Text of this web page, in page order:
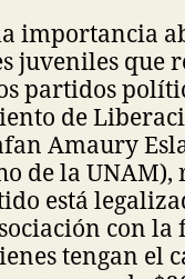
importancia
juveniles que
partidos
de
Amaury
de la
está
con
tengan el